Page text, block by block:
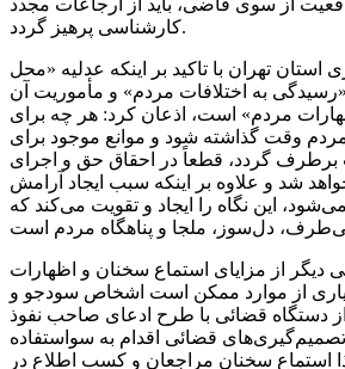
کارشناسی پرهیز گردد.
تهران با تاکید بر اینکه عدلیه «محل
به اختلافات مردم» و مأموریت آن
مردم» است، اذعان کرد: هر چه برای
وقت گذاشته شود و موانع موجود برای
گردد، قطعاً در احقاق حق و اجرای
شد و علاوه بر اینکه سبب ایجاد آرامش
این نگاه را ایجاد و تقویت می‌کند که
دیگر از مزایای استماع سخنان و اظهارات
از موارد ممکن است اشخاص سودجو و
دستگاه قضائی با طرح ادعای صاحب نفوذ
قضائی اقدام به سواستفاده
استماع سخنان مراجعان و کسب اطلاع در